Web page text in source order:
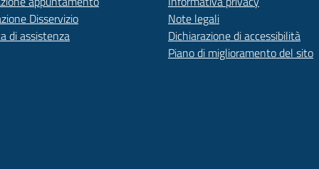
Disservizio
di assistenza
Note legali
Dichiarazione di accessibilità
Piano di miglioramento del sito